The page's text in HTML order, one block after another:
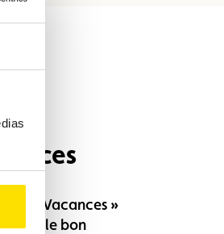
« Vacances »
et le bon